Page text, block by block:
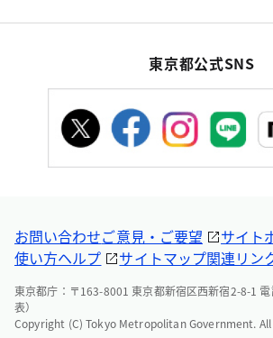
東京都公式SNS
お問い合わせご意見・ご要望
サイト
使い方ヘルプ
サイトマップ関連リン
東京都庁：〒163-8001 東京都新宿区西新宿2-8-1
表）
Copyright (C) Tokyo Metropolitan Government.